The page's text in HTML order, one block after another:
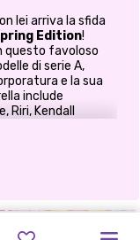
lei arriva la sfida
Edition!
questo favoloso
di serie A,
e la sua
include
Riri, Kendall
primaverili a
al glamour
GALA